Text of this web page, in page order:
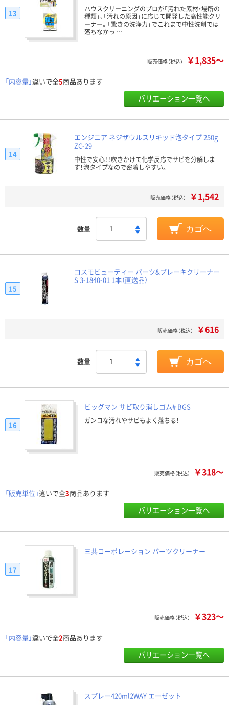
ハウスクリーニングのプロが「汚れた素材・場所の
種類」、「汚れの原因」に応じて開発した高性能クリ
ーナー。「驚きの洗浄力」でこれまで中性洗剤では
落ちなかっ …
13
販売価格（税込） ￥1,835～
「内容量」違いで全5商品あります
バリエーション一覧へ
エンジニア ネジザウルスリキッド泡タイプ 250g
ZC-29
中性で安心！！吹きかけて化学反応でサビを分解しま
す！泡タイプなので密着しやすい。
14
販売価格（税込） ￥1,542
数量 カゴへ
コスモビューティー パーツ&ブレーキクリーナー
S 3-1840-01 1本（直送品）
15
販売価格（税込） ￥616
数量 カゴへ
ビッグマン サビ取り消しゴム# BGS
ガンコな汚れやサビもよく落ちる！
16
販売価格（税込） ￥318～
「販売単位」違いで全3商品あります
バリエーション一覧へ
三共コーポレーション パーツクリーナー
17
販売価格（税込） ￥323～
「内容量」違いで全2商品あります
バリエーション一覧へ
スプレー420ml2WAY エーゼット